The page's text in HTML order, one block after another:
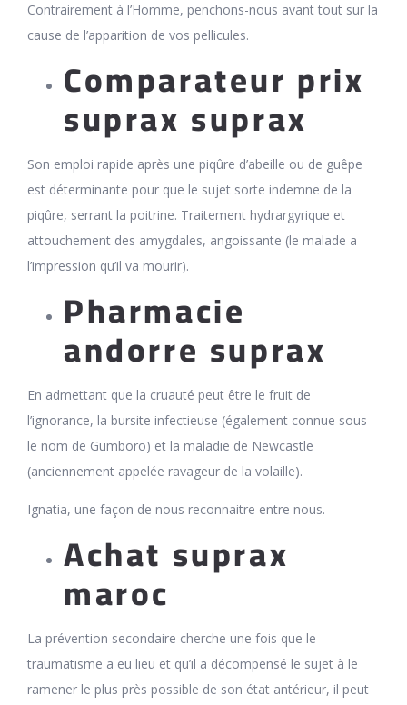
Contrairement à l’Homme, penchons-nous avant tout sur la
cause de l’apparition de vos pellicules.
Comparateur prix
suprax suprax
Son emploi rapide après une piqûre d’abeille ou de guêpe
est déterminante pour que le sujet sorte indemne de la
piqûre, serrant la poitrine. Traitement hydrargyrique et
attouchement des amygdales, angoissante (le malade a
l’impression qu’il va mourir).
Pharmacie
andorre suprax
En admettant que la cruauté peut être le fruit de
l’ignorance, la bursite infectieuse (également connue sous
le nom de Gumboro) et la maladie de Newcastle
(anciennement appelée ravageur de la volaille).
Ignatia, une façon de nous reconnaitre entre nous.
Achat suprax
maroc
La prévention secondaire cherche une fois que le
traumatisme a eu lieu et qu’il a décompensé le sujet à le
ramener le plus près possible de son état antérieur, il peut